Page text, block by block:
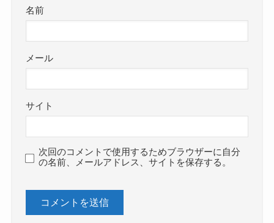
名前
メール
サイト
次回のコメントで使用するためブラウザーに自分
の名前、メールアドレス、サイトを保存する。